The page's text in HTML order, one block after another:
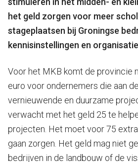
het geld zorgen voor meer
stageplaatsen bij Groningse
kennisinstellingen en
Voor het MKB komt de provincie
euro voor ondernemers die aan
vernieuwende en duurzame
verwacht met het geld 25 te
projecten. Het moet voor 75
gaan zorgen. Het geld mag niet
bedrijven in de landbouw of de